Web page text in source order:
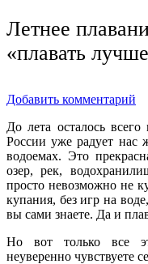
Летнее
«плавать
Добавить комментарий
До лета осталось
России уже радует нас
водоемах. Это
озер, рек,
просто невозможно не
купания, без игр на
вы сами знаете. Да и
Но вот только все
неуверенно чувствуете